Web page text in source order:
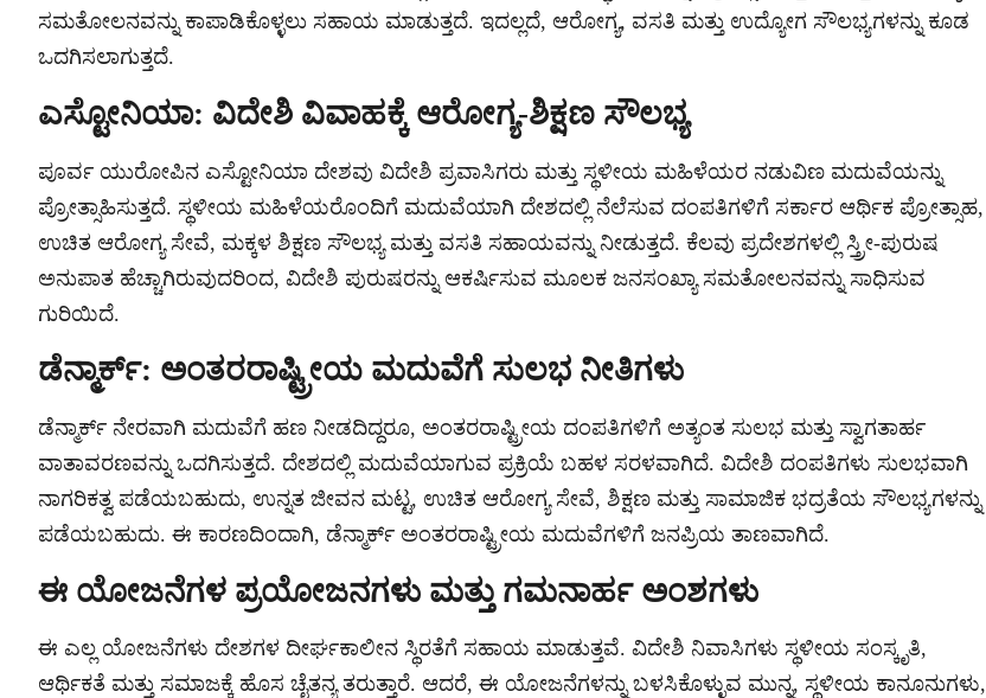
ಸಮತೋಲನವನ್ನು ಕಾಪಾಡಿಕೊಳ್ಳಲು ಸಹಾಯ ಮಾಡುತ್ತದೆ. ಇದಲ್ಲದೆ, ಆರೋಗ್ಯ, ವಸತಿ ಮತ್ತು ಉದ್ಯೋಗ ಸೌಲಭ್ಯಗಳನ್ನು ಕೂಡ
ಒದಗಿಸಲಾಗುತ್ತದೆ.
ಎಸ್ಟೋನಿಯಾ: ವಿದೇಶಿ ವಿವಾಹಕ್ಕೆ ಆರೋಗ್ಯ-ಶಿಕ್ಷಣ ಸೌಲಭ್ಯ
ಪೂರ್ವ ಯುರೋಪಿನ ಎಸ್ಟೋನಿಯಾ ದೇಶವು ವಿದೇಶಿ ಪ್ರವಾಸಿಗರು ಮತ್ತು ಸ್ಥಳೀಯ ಮಹಿಳೆಯರ ನಡುವಿಣ ಮದುವೆಯನ್ನು
ಪ್ರೋತ್ಸಾಹಿಸುತ್ತದೆ. ಸ್ಥಳೀಯ ಮಹಿಳೆಯರೊಂದಿಗೆ ಮದುವೆಯಾಗಿ ದೇಶದಲ್ಲಿ ನೆಲೆಸುವ ದಂಪತಿಗಳಿಗೆ ಸರ್ಕಾರ ಆರ್ಥಿಕ ಪ್ರೋತ್ಸಾಹ,
ಉಚಿತ ಆರೋಗ್ಯ ಸೇವೆ, ಮಕ್ಕಳ ಶಿಕ್ಷಣ ಸೌಲಭ್ಯ ಮತ್ತು ವಸತಿ ಸಹಾಯವನ್ನು ನೀಡುತ್ತದೆ. ಕೆಲವು ಪ್ರದೇಶಗಳಲ್ಲಿ ಸ್ತ್ರೀ-ಪುರುಷ
ಅನುಪಾತ ಹೆಚ್ಚಾಗಿರುವುದರಿಂದ, ವಿದೇಶಿ ಪುರುಷರನ್ನು ಆಕರ್ಷಿಸುವ ಮೂಲಕ ಜನಸಂಖ್ಯಾ ಸಮತೋಲನವನ್ನು ಸಾಧಿಸುವ
ಗುರಿಯಿದೆ.
ಡೆನ್ಮಾರ್ಕ್: ಅಂತರರಾಷ್ಟ್ರೀಯ ಮದುವೆಗೆ ಸುಲಭ ನೀತಿಗಳು
ಡೆನ್ಮಾರ್ಕ್ ನೇರವಾಗಿ ಮದುವೆಗೆ ಹಣ ನೀಡದಿದ್ದರೂ, ಅಂತರರಾಷ್ಟ್ರೀಯ ದಂಪತಿಗಳಿಗೆ ಅತ್ಯಂತ ಸುಲಭ ಮತ್ತು ಸ್ವಾಗತಾರ್ಹ
ವಾತಾವರಣವನ್ನು ಒದಗಿಸುತ್ತದೆ. ದೇಶದಲ್ಲಿ ಮದುವೆಯಾಗುವ ಪ್ರಕ್ರಿಯೆ ಬಹಳ ಸರಳವಾಗಿದೆ. ವಿದೇಶಿ ದಂಪತಿಗಳು ಸುಲಭವಾಗಿ
ನಾಗರಿಕತ್ವ ಪಡೆಯಬಹುದು, ಉನ್ನತ ಜೀವನ ಮಟ್ಟ, ಉಚಿತ ಆರೋಗ್ಯ ಸೇವೆ, ಶಿಕ್ಷಣ ಮತ್ತು ಸಾಮಾಜಿಕ ಭದ್ರತೆಯ ಸೌಲಭ್ಯಗಳನ್ನು
ಪಡೆಯಬಹುದು. ಈ ಕಾರಣದಿಂದಾಗಿ, ಡೆನ್ಮಾರ್ಕ್ ಅಂತರರಾಷ್ಟ್ರೀಯ ಮದುವೆಗಳಿಗೆ ಜನಪ್ರಿಯ ತಾಣವಾಗಿದೆ.
ಈ ಯೋಜನೆಗಳ ಪ್ರಯೋಜನಗಳು ಮತ್ತು ಗಮನಾರ್ಹ ಅಂಶಗಳು
ಈ ಎಲ್ಲ ಯೋಜನೆಗಳು ದೇಶಗಳ ದೀರ್ಘಕಾಲೀನ ಸ್ಥಿರತೆಗೆ ಸಹಾಯ ಮಾಡುತ್ತವೆ. ವಿದೇಶಿ ನಿವಾಸಿಗಳು ಸ್ಥಳೀಯ ಸಂಸ್ಕೃತಿ,
ಆರ್ಥಿಕತೆ ಮತ್ತು ಸಮಾಜಕ್ಕೆ ಹೊಸ ಚೈತನ್ಯ ತರುತ್ತಾರೆ. ಆದರೆ, ಈ ಯೋಜನೆಗಳನ್ನು ಬಳಸಿಕೊಳ್ಳುವ ಮುನ್ನ, ಸ್ಥಳೀಯ ಕಾನೂನುಗಳು,